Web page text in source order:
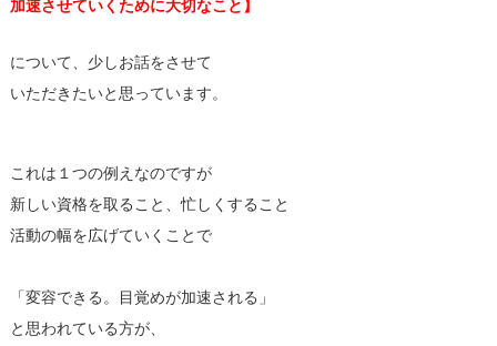
加速させていくために大切なこと】
について、少しお話をさせて
いただきたいと思っています。
これは１つの例えなのですが
新しい資格を取ること、忙しくすること
活動の幅を広げていくことで
「変容できる。目覚めが加速される」
と思われている方が、